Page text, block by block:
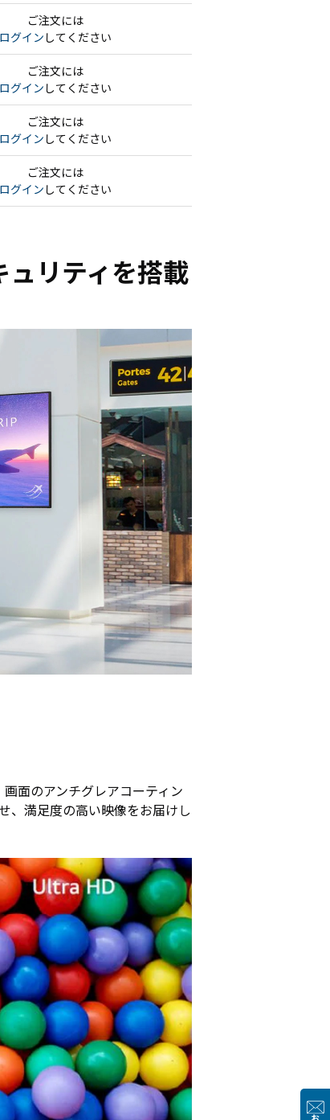
ご注文には
ログイン してください
ご注文には
ログイン してください
ご注文には
ログイン してください
ご注文には
ログイン してください
リティを搭載
面のアンチグレアコーティン
、満足度の高い映像をお届けし